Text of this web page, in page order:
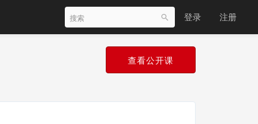
登录 注册
查看公开课